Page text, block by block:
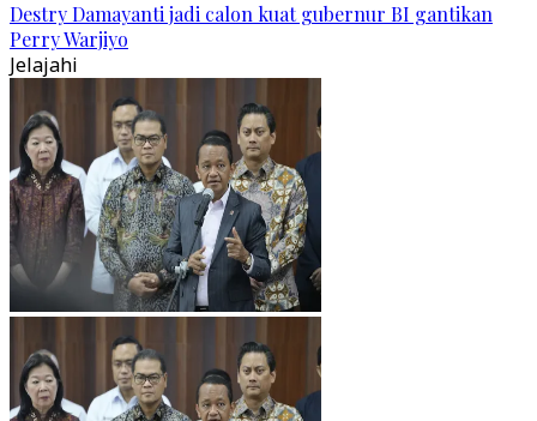
Destry Damayanti jadi calon kuat gubernur BI gantikan
Perry Warjiyo
Jelajahi